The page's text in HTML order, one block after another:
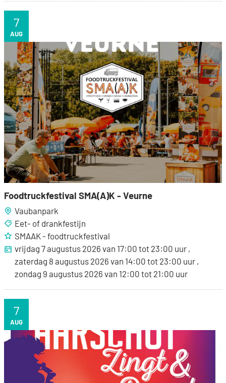
VR
7
AUG
Foodtruckfestival SMA(A)K - Veurne
Foodtruckfestival SMA(A)K - Veurne
Vaubanpark
Eet- of drankfestijn
SMAAK - foodtruckfestival
vrijdag 7 augustus 2026 van 17:00 tot 23:00 uur
zaterdag 8 augustus 2026 van 14:00 tot 23:00 uur
zondag 9 augustus 2026 van 12:00 tot 21:00 uur
VR
7
AUG
Aarschot zingt en danst